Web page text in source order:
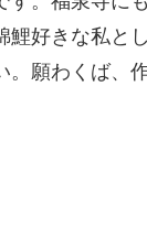
好きな私と
願わくば、